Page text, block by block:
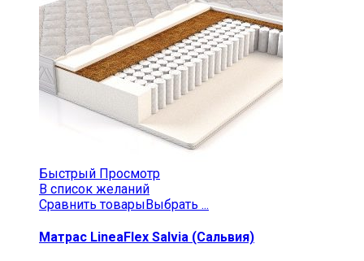
Быстрый Просмотр
В список желаний
Сравнить товарыВыбрать ...
Матрас LineaFlex Salvia (Сальвия)